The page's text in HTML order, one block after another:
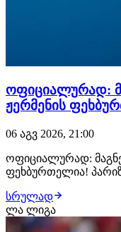
ოფიციალურად:
ჟერმენის
06 აგვ 2026, 21:00
ოფიციალურად:
ფეხბურთელია!
ფრანგმა ვინგერმა
წლამდე გააფორმა,
გარიგება შედგა.
სრულად
ლა ლიგა